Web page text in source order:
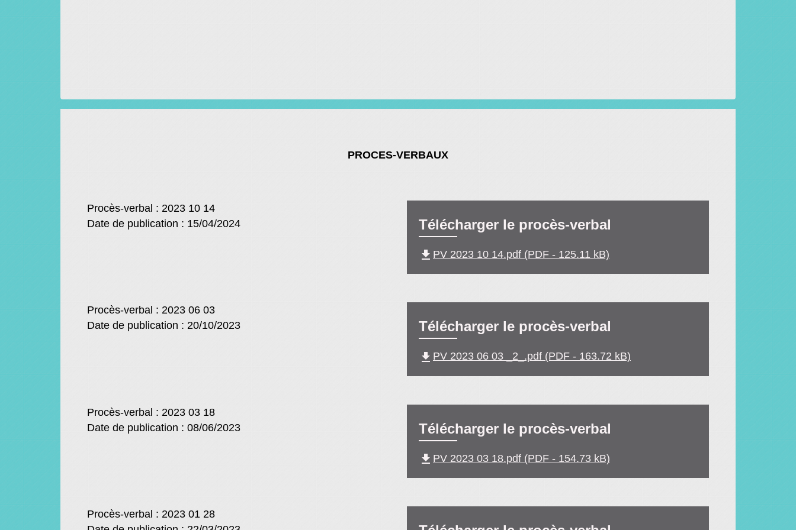
PROCES-VERBAUX
Procès-verbal : 2023 10 14
Date de publication : 15/04/2024
Télécharger le procès-verbal
file_download PV 2023 10 14.pdf (PDF - 125.11 kB)
Procès-verbal : 2023 06 03
Date de publication : 20/10/2023
Télécharger le procès-verbal
file_download PV 2023 06 03 _2_.pdf (PDF - 163.72 kB)
Procès-verbal : 2023 03 18
Date de publication : 08/06/2023
Télécharger le procès-verbal
file_download PV 2023 03 18.pdf (PDF - 154.73 kB)
Procès-verbal : 2023 01 28